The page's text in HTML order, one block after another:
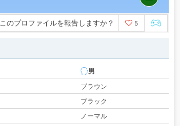
このプロファイルを報告しますか？ 5
男
ブラウン
ブラック
ノーマル